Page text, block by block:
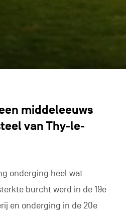
middeleeuws
van Thy-le-
onderging heel wat
burcht werd in de 19e
en onderging in de 20e